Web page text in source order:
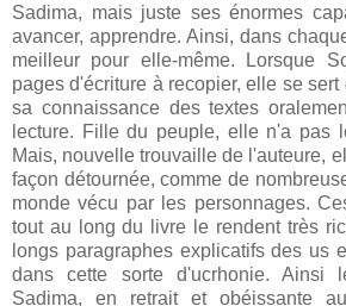
Sadima, mais juste ses énormes
avancer, apprendre. Ainsi, dans
meilleur pour elle-même. Lorsque
pages d'écriture à recopier, elle se
sa connaissance des textes
lecture. Fille du peuple, elle n'a pas
Mais, nouvelle trouvaille de l'auteure,
façon détournée, comme de
monde vécu par les personnages.
tout au long du livre le rendent très
longs paragraphes explicatifs des us
dans cette sorte d'ucrhonie. Ainsi
Sadima, en retrait et obéissante